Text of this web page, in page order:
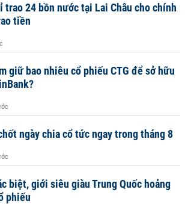
trao 24 bồn nước tại Lai Châu cho chính
tiền
giữ bao nhiêu cổ phiếu CTG để sở hữu
ngày chia cổ tức ngay trong tháng 8
biệt, giới siêu giàu Trung Quốc hoảng
phiếu